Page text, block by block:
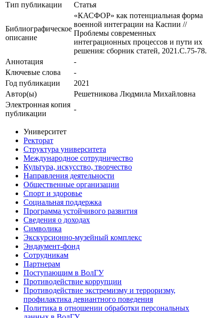
Тип публикации
Статья
Библиографическое
описание
«КАСФОР» как потенциальная форма
военной интеграции на Каспии //
Проблемы современных
интеграционных процессов и пути их
решения: сборник статей, 2021.С.75-78.
Аннотация
-
Ключевые cлова
-
Год публикации
2021
Автор(ы)
Решетникова Людмила Михайловна
Электронная копия
публикации
-
Университет
Ректорат
Структура университета
Международное сотрудничество
Культура, искусство, творчество
Направления деятельности
Общественные организации
Спорт и здоровье
Социальная поддержка
Программа устойчивого развития
Сведения о доходах
Символика
Экскурсионно-музейный комплекс
Эндаумент-фонд
Сотрудникам
Партнерам
Поступающим в ВолГУ
Противодействие коррупции
Противодействие экстремизму и терроризму,
профилактика девиантного поведения
Политика в отношении обработки персональных